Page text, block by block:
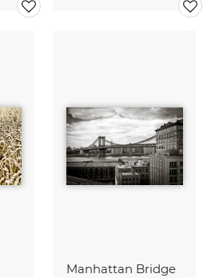
Manhattan Bridge